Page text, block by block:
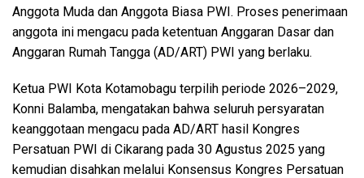
Anggota Muda dan Anggota Biasa PWI. Proses penerimaan
anggota ini mengacu pada ketentuan Anggaran Dasar dan
Anggaran Rumah Tangga (AD/ART) PWI yang berlaku.
Ketua PWI Kota Kotamobagu terpilih periode 2026–2029,
Konni Balamba, mengatakan bahwa seluruh persyaratan
keanggotaan mengacu pada AD/ART hasil Kongres
Persatuan PWI di Cikarang pada 30 Agustus 2025 yang
kemudian disahkan melalui Konsensus Kongres Persatuan